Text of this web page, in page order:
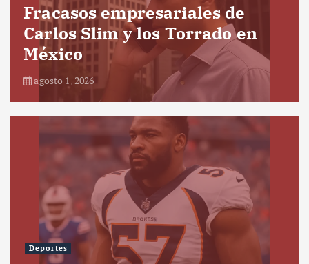
Fracasos empresariales de
Carlos Slim y los Torrado en
México
agosto 1, 2026
Deportes